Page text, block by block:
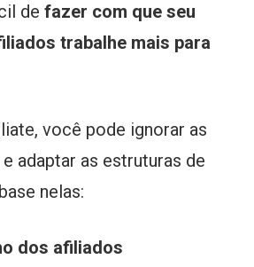
defazer com que seu
trabalhe mais para
você pode ignorar as
adaptar as estruturas de
nelas:
dos afiliados